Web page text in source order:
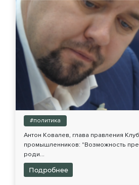
#политика
Антон Ковалев, глава правления
промышленников: "Возможность
роди...
Подробнее